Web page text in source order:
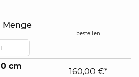
Menge
bestellen
cm
160,00 €*